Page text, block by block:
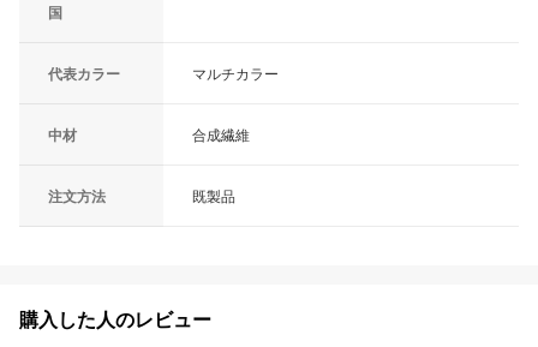
国
代表カラー マルチカラー
中材 合成繊維
注文方法 既製品
購入した人のレビュー